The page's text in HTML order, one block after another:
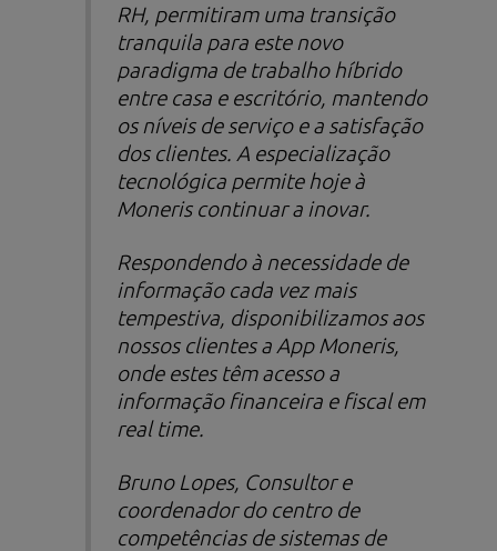
RH, permitiram uma transição
tranquila para este novo
paradigma de trabalho híbrido
entre casa e escritório, mantendo
os níveis de serviço e a satisfação
dos clientes. A especialização
tecnológica permite hoje à
Moneris continuar a inovar.
Respondendo à necessidade de
informação cada vez mais
tempestiva, disponibilizamos aos
nossos clientes a App Moneris,
onde estes têm acesso a
informação financeira e fiscal em
real time.
Bruno Lopes, Consultor e
coordenador do centro de
competências de sistemas de